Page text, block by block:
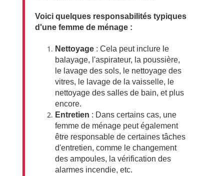
Voici quelques responsabilités typiques
d'une femme de ménage :
Nettoyage : Cela peut inclure le
balayage, l'aspirateur, la poussière,
le lavage des sols, le nettoyage des
vitres, le lavage de la vaisselle, le
nettoyage des salles de bain, et plus
encore.
Entretien : Dans certains cas, une
femme de ménage peut également
être responsable de certaines tâches
d'entretien, comme le changement
des ampoules, la vérification des
alarmes incendie, etc.